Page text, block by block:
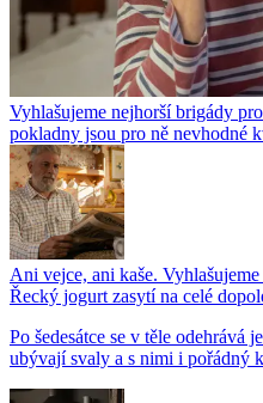
Vyhlašujeme nejhorší brigády
pokladny jsou pro ně nevhodné
Ani vejce, ani kaše.
Řecký jogurt zasytí na celé
Po šedesátce se v těle odehrává
ubývají svaly a s nimi i pořádný